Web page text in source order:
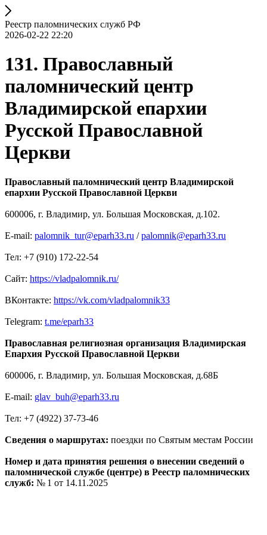
Реестр паломнических служб РФ
2026-02-22 22:20
131. Православный
паломнический центр
Владимирской епархии
Русской Православной
Церкви
Православный паломнический центр Владимирской
епархии Русской Православной Церкви
600006, г. Владимир, ул. Большая Московская, д.102.
E-mail: palomnik_tur@eparh33.ru /palomnik@eparh33.ru
Тел: +7 (910) 172-22-54
Сайт: https://vladpalomnik.ru/
ВКонтакте: https://vk.com/vladpalomnik33
Telegram: t.me/eparh33
Православная религиозная организация Владимирская
Епархия Русской Православной Церкви
600006, г. Владимир, ул. Большая Московская, д.68Б
E-mail: glav_buh@eparh33.ru
Тел: +7 (4922) 37-73-46
Сведения о маршрутах: поездки по Святым местам России
Номер и дата принятия решения о внесении сведений о
паломнической службе (центре) в Реестр паломнических
служб: № 1 от 14.11.2025